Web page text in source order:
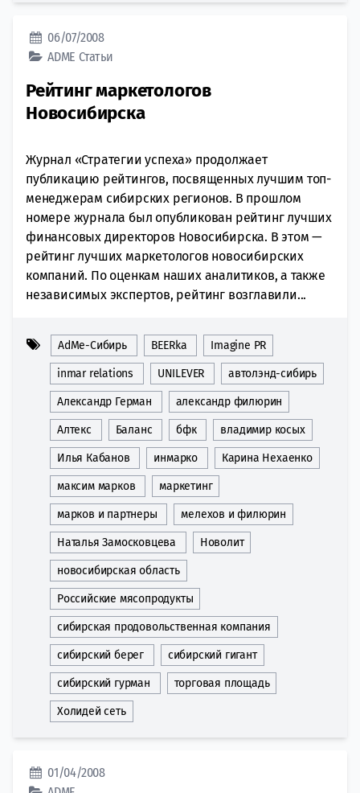
06/07/2008
ADME Статьи
Рейтинг маркетологов
Новосибирска
Журнал «Стратегии успеха» продолжает
публикацию рейтингов, посвященных лучшим топ-
менеджерам сибирских регионов. В прошлом
номере журнала был опубликован рейтинг лучших
финансовых директоров Новосибирска. В этом —
рейтинг лучших маркетологов новосибирских
компаний. По оценкам наших аналитиков, а также
независимых экспертов, рейтинг возглавили...
AdMe-Сибирь BEERka Imagine PR
inmar relations UNILEVER автолэнд-сибирь
Александр Герман александр филюрин
Алтекс Баланс бфк владимир косых
Илья Кабанов инмарко Карина Нехаенко
максим марков маркетинг
марков и партнеры мелехов и филюрин
Наталья Замосковцева Новолит
новосибирская область
Российские мясопродукты
сибирская продовольственная компания
сибирский берег сибирский гигант
сибирский гурман торговая площадь
Холидей сеть
01/04/2008